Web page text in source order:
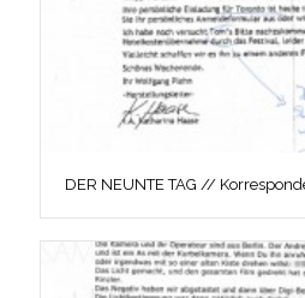
DER NEUNTE TAG //